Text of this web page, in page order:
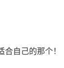
自己的那个！